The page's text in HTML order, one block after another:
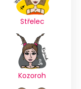
Střelec
Kozoroh